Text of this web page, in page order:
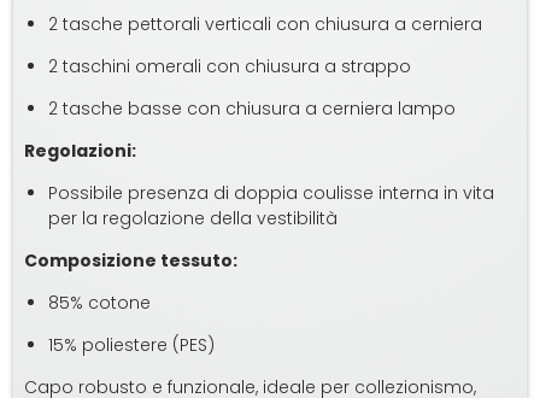
2 tasche pettorali verticali con chiusura a cerniera
2 taschini omerali con chiusura a strappo
2 tasche basse con chiusura a cerniera lampo
Regolazioni:
Possibile presenza di doppia coulisse interna in vita
per la regolazione della vestibilità
Composizione tessuto:
85% cotone
15% poliestere (PES)
Capo robusto e funzionale, ideale per collezionismo,